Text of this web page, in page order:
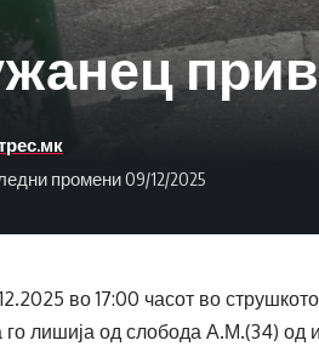
промени 09/12/2025
во 17:00 часот во
го лишија од слобода А.М.(34) од